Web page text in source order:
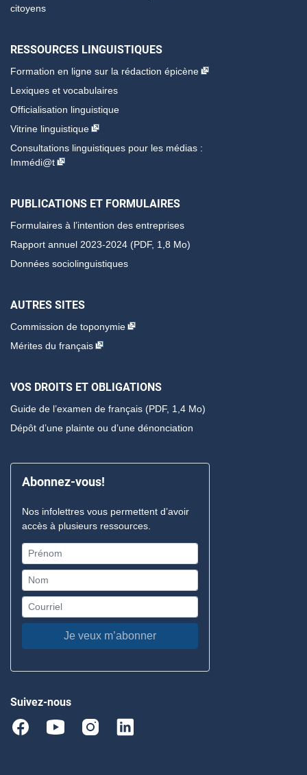
citoyens
RESSOURCES LINGUISTIQUES
Formation en ligne sur la rédaction épicène
Lexiques et vocabulaires
Officialisation linguistique
Vitrine linguistique
Consultations linguistiques pour les médias :
Immédi@t
PUBLICATIONS ET FORMULAIRES
Formulaires à l’intention des entreprises
Rapport annuel 2023-2024 (PDF, 1,8 Mo)
Données sociolinguistiques
AUTRES SITES
Commission de toponymie
Mérites du français
VOS DROITS ET OBLIGATIONS
Guide de l’examen de français (PDF, 1,4 Mo)
Dépôt d’une plainte ou d’une dénonciation
Abonnez-vous!
Nos infolettres vous permettent d’avoir
accès à plusieurs ressources.
Je veux m’abonner
Suivez-nous